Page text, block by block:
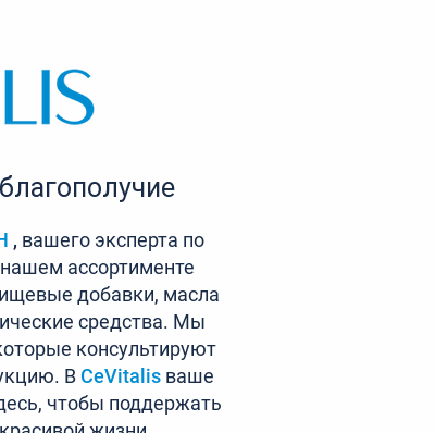
, вашего эксперта по
ассортименте
добавки, масла
средства. Мы
консультируют
ВCeVitalisваше
чтобы поддержать